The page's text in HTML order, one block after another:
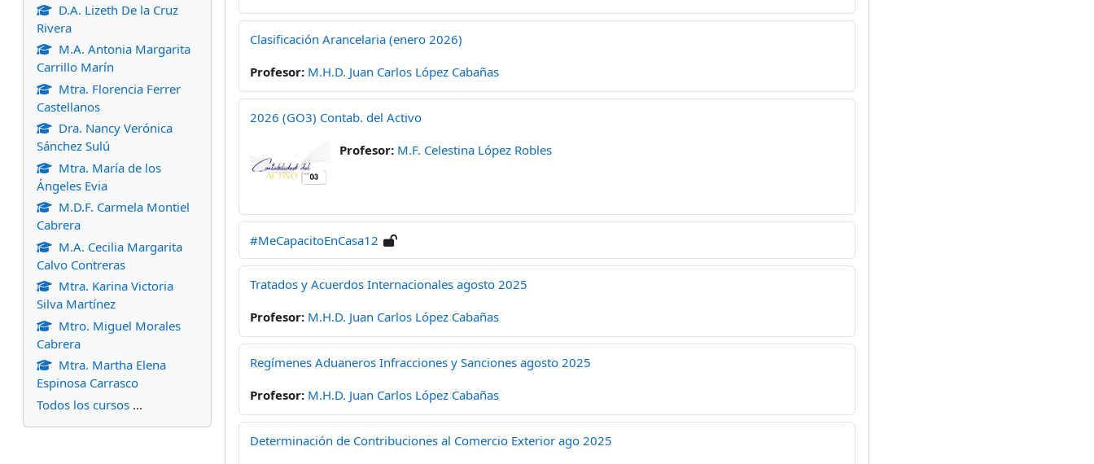
Clasificación Arancelaria (enero 2026)
Profesor: M.H.D. Juan Carlos López Cabañas
2026 (GO3) Contab. del Activo
Profesor: M.F. Celestina López Robles
#MeCapacitoEnCasa12
Tratados y Acuerdos Internacionales agosto 2025
Profesor: M.H.D. Juan Carlos López Cabañas
Regímenes Aduaneros Infracciones y Sanciones agosto 2025
Profesor: M.H.D. Juan Carlos López Cabañas
Determinación de Contribuciones al Comercio Exterior ago 2025
D.A. Lizeth De la Cruz
Rivera
M.A. Antonia Margarita
Carrillo Marín
Mtra. Florencia Ferrer
Castellanos
Dra. Nancy Verónica
Sánchez Sulú
Mtra. María de los
Ángeles Evia
M.D.F. Carmela Montiel
Cabrera
M.A. Cecilia Margarita
Calvo Contreras
Mtra. Karina Victoria
Silva Martínez
Mtro. Miguel Morales
Cabrera
Mtra. Martha Elena
Espinosa Carrasco
Todos los cursos ...